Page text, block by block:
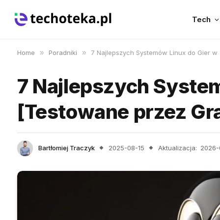
Tech
Home » Poradniki » 7 Najlepszych Systemów Linux do Gier
7 Najlepszych
[Testowane przez
Bartłomiej Traczyk 2025-08-15 Aktualizacja: